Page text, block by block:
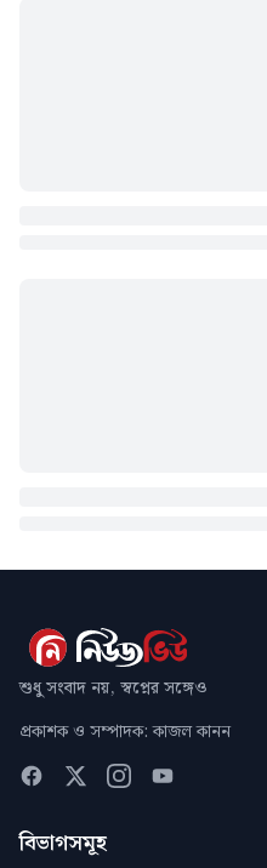
শুধু সংবাদ নয়, স্বপ্নের সঙ্গেও
প্রকাশক ও সম্পাদক: কাজল কানন
বিভাগসমূহ